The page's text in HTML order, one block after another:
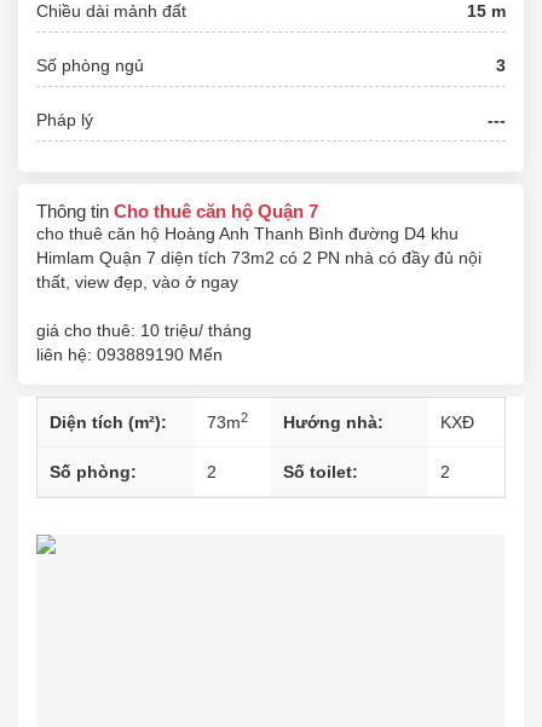
Chiều dài mảnh đất 15 m
Số phòng ngủ 3
Pháp lý ---
Thông tin Cho thuê căn hộ Quận 7
cho thuê căn hộ Hoàng Anh Thanh Bình đường D4 khu
Himlam Quận 7 diện tích 73m2 có 2 PN nhà có đầy đủ nội
thất, view đẹp, vào ở ngay
giá cho thuê: 10 triệu/ tháng
liên hệ: 093889190 Mến
Diện tích (m²): 73m2 Hướng nhà: KXĐ
Số phòng: 2 Số toilet: 2